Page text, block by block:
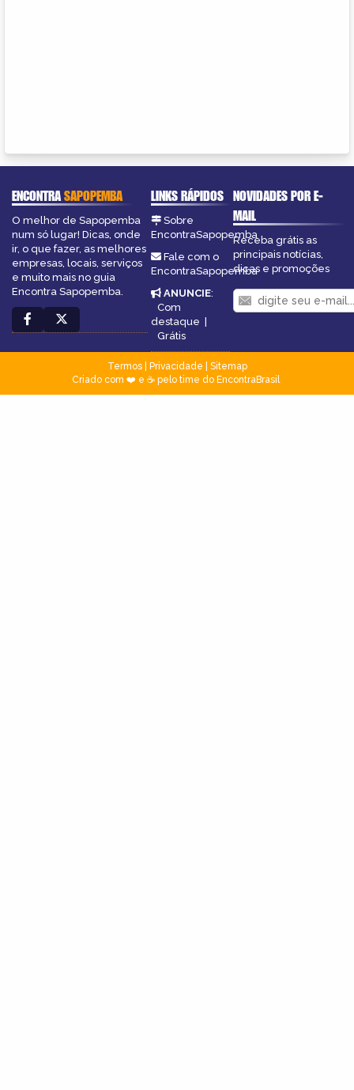
ENCONTRASAPOPEMBA
O melhor de Sapopemba
num só lugar! Dicas, onde
ir, o que fazer, as melhores
empresas, locais, serviços
e muito mais no guia
Encontra Sapopemba.
LINKS RÁPIDOS
Sobre
EncontraSapopemba
Fale com o
EncontraSapopemba
ANUNCIE:
Com
destaque |
Grátis
NOVIDADES POR E-
MAIL
Receba grátis as
principais notícias,
dicas e promoções
Termos| Privacidade
Sitemap
Criado com ❤️ e ☕ pelo time do EncontraBrasil